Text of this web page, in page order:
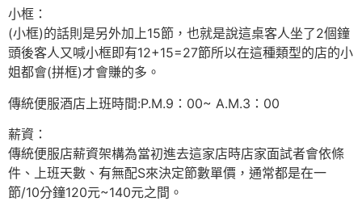
小框：
(小框)的話則是另外加上15節，也就是說這桌客人坐了2個鐘
頭後客人又喊小框即有12+15=27節所以在這種類型的店的小
姐都會(拼框)才會賺的多。
傳統便服酒店上班時間:P.M.9：00~ A.M.3：00
薪資：
傳統便服店薪資架構為當初進去這家店時店家面試者會依條
件、上班天數、有無配S來決定節數單價，通常都是在一
節/10分鐘120元~140元之間。